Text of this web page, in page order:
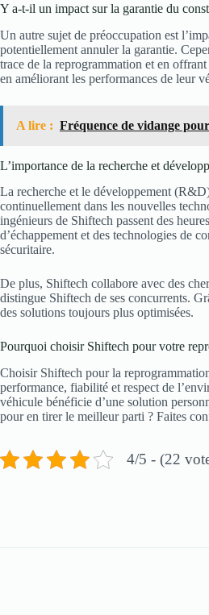
Y a-t-il un impact sur la garantie du
Un autre sujet de préoccupation est
potentiellement annuler la garantie.
trace de la reprogrammation et en
en améliorant les performances de leur
A lire : Fréquence de vidange
L’importance de la recherche et
La recherche et le développement
continuellement dans les nouvelles
ingénieurs de Shiftech passent des
d’échappement et des technologies de
sécuritaire.
De plus, Shiftech collabore avec des
distingue Shiftech de ses concurrents.
des solutions toujours plus optimisées.
Pourquoi choisir Shiftech pour votre
Choisir Shiftech pour la
performance, fiabilité et respect de
véhicule bénéficie d’une solution
pour en tirer le meilleur parti ? Faites
4/5 - (22